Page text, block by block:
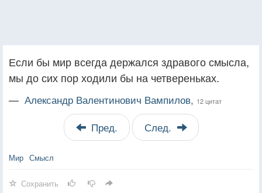
Если бы мир всегда держался здравого смысла,
мы до сих пор ходили бы на четвереньках.
— Александр Валентинович Вампилов, 12 цитат
Пред. След.
Мир Смысл
Сохранить